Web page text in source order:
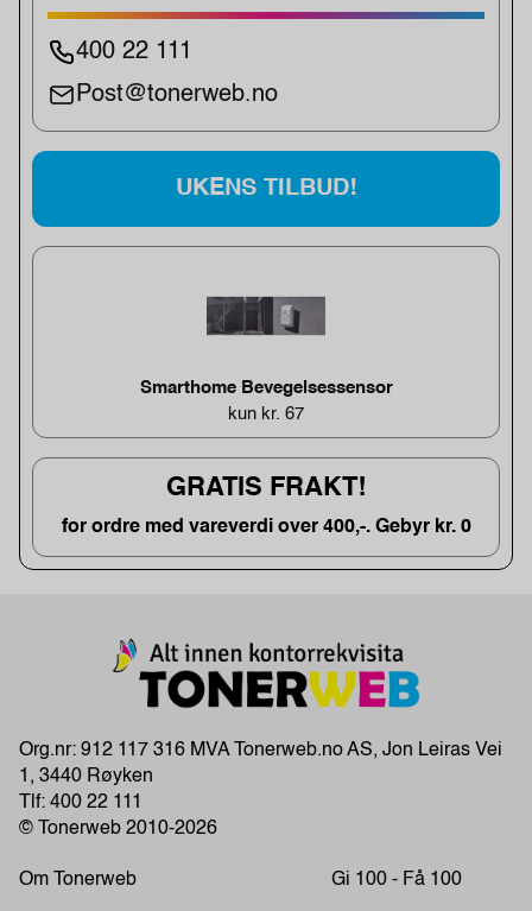
400 22 111
Post@tonerweb.no
UKENS TILBUD!
Smarthome Bevegelsessensor
kun kr. 67
GRATIS FRAKT!
for ordre med vareverdi over 400,-. Gebyr kr. 0
Org.nr: 912 117 316 MVA Tonerweb.no AS, Jon Leiras Vei
1, 3440 Røyken
Tlf: 400 22 111
© Tonerweb 2010-2026
Om Tonerweb Gi 100 - Få 100